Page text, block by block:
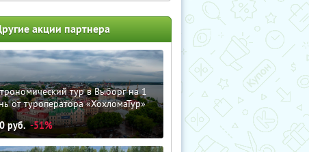
акции партнера
тур в Выборг на 1
от туроператора «ХохломаТур»
руб. -51%